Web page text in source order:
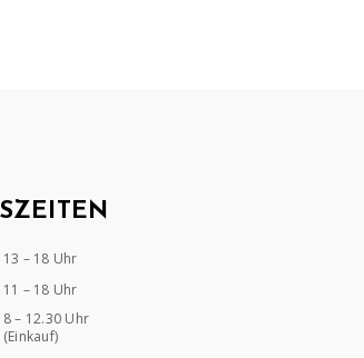
13 – 18 Uhr
11 – 18 Uhr
8 – 12.30 Uhr
(Einkauf)